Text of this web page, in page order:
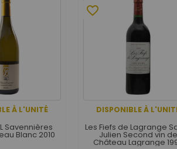
À L'UNITÉ
Savennières
Blanc 2010
DISPONIBLE À
favorite_border
Les Fiefs de Lagrange
Julien Second vin de
Château Lagrange